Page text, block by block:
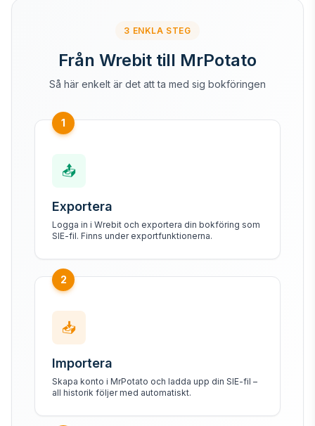
3 ENKLA STEG
Från Wrebit till MrPotato
Så här enkelt är det att ta med sig bokföringen
1
📤
Exportera
Logga in i Wrebit och exportera din bokföring som
SIE-fil. Finns under exportfunktionerna.
2
📥
Importera
Skapa konto i MrPotato och ladda upp din SIE-fil –
all historik följer med automatiskt.